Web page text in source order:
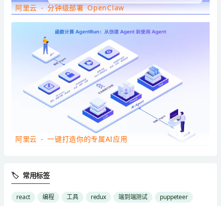
阿里云 - 分钟级部署 OpenClaw
阿里云 - 一键打造你的专属AI应用
🏷 常用标签
react 编程 工具 redux 端到端测试
puppeteer